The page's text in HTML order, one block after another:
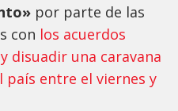
por parte de las
con los acuerdos
disuadir una caravana
entre el viernes y